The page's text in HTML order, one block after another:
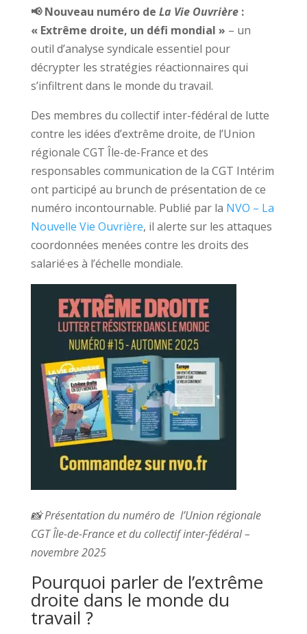
📢 Nouveau numéro de La Vie Ouvrière:
« Extrême droite, un défi mondial » – un
outil d’analyse syndicale essentiel pour
décrypter les stratégies réactionnaires qui
s’infiltrent dans le monde du travail.
Des membres du collectif inter-fédéral de lutte
contre les idées d’extrême droite, de l’Union
régionale CGT Île-de-France et des
responsables communication de la CGT Intérim
ont participé au brunch de présentation de ce
numéro incontournable. Publié par la NVO – La
Nouvelle Vie Ouvrière, il alerte sur les attaques
coordonnées menées contre les droits des
salarié·es à l’échelle mondiale.
📸 Présentation du numéro de l’Union régionale
CGT Île-de-France et du collectif inter-fédéral –
novembre 2025
Pourquoi parler de l’extrême
droite dans le monde du
travail ?